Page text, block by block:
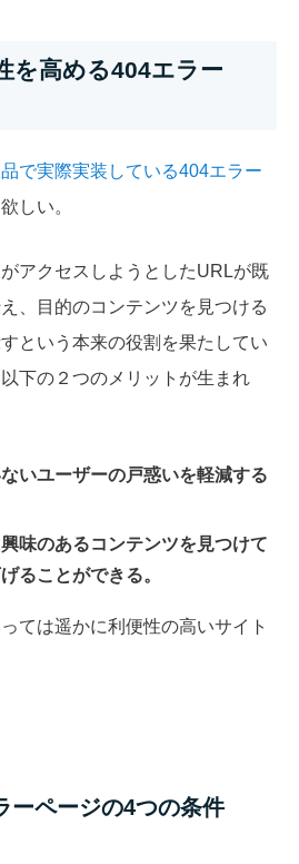
を高める404エラー
で実際実装している404エラー
しい。
アクセスしようとしたURLが既
、目的のコンテンツを見つける
という本来の役割を果たしてい
下の２つのメリットが生まれ
いユーザーの戸惑いを軽減する
味のあるコンテンツを見つけて
ることができる。
ては遥かに利便性の高いサイト
ーページの4つの条件